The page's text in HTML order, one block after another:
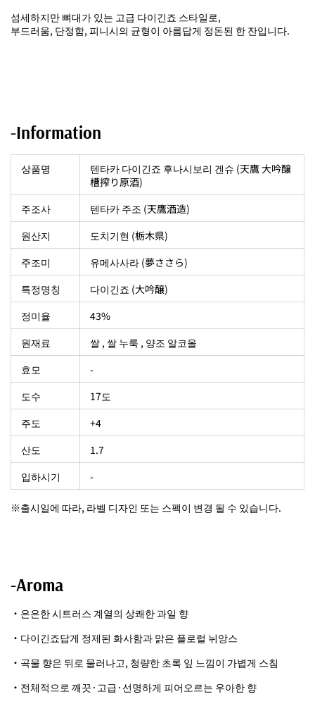
섬세하지만 뼈대가 있는 고급 다이긴죠 스타일로,
부드러움, 단정함, 피니시의 균형이 아름답게 정돈된 한 잔입니다.
-Information
상품명
텐타카 다이긴죠 후나시보리 겐슈 (天鷹 大吟醸
槽搾り原酒)
주조사
텐타카 주조 (天鷹酒造)
원산지
도치기현 (栃木県)
주조미
유메사사라 (夢ささら)
특정명칭
다이긴죠 (大吟醸)
정미율
43%
원재료
쌀 , 쌀 누룩 , 양조 알코올
효모
-
도수
17도
주도
+4
산도
1.7
입하시기
-
※출시일에 따라, 라벨 디자인 또는 스펙이 변경 될 수 있습니다.
-Aroma
・은은한 시트러스 계열의 상쾌한 과일 향
・다이긴죠답게 정제된 화사함과 맑은 플로럴 뉘앙스
・곡물 향은 뒤로 물러나고, 청량한 초록 잎 느낌이 가볍게 스침
・전체적으로 깨끗·고급·선명하게 피어오르는 우아한 향